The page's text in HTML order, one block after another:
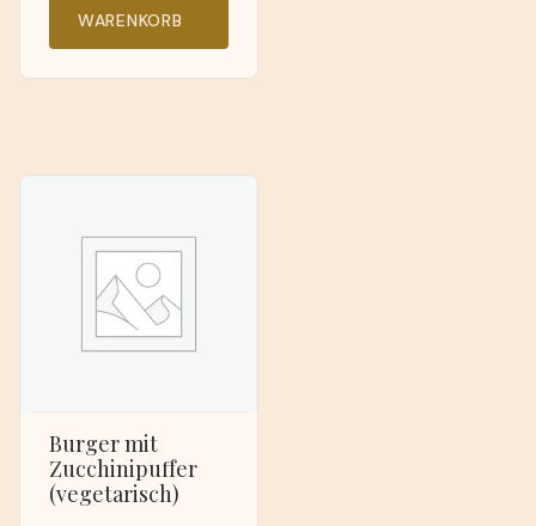
WARENKORB
Burger mit
Zucchinipuffer
(vegetarisch)